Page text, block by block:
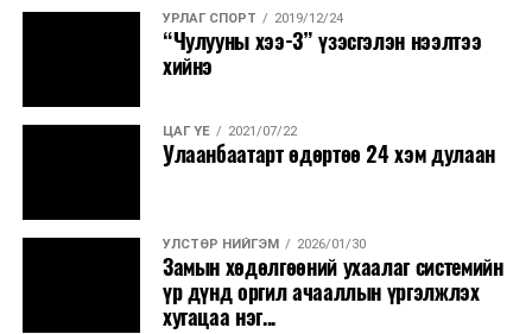
УРЛАГ СПОРТ 2019/12/24
“Чулууны хээ-3” үзэсгэлэн нээлтээ
хийнэ
ЦАГ ҮЕ 2021/07/22
Улаанбаатарт өдөртөө 24 хэм дулаан
УЛСТӨР НИЙГЭМ 2026/01/30
Замын хөдөлгөөний ухаалаг системийн
үр дүнд оргил ачааллын үргэлжлэх
хугацаа нэг...